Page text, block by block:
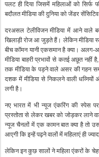
पलट ही दिया जिसमें महिलाओं को सिर्फ
बदौलत मीडिया की दुनिया को जेंडर
दरअसल टेलीविजन मीडिया में आने वाले
खिलाड़ी रोज आ जुड़ते हैं। लेकिन मीडिया
बीच कॉमन यानी एकसमान है क्या।
मीडिया बाहरी प्रभावों से कतई अछूत
तक मीडिया के पड़ने वाले असर की गहन
दशक में मीडिया से निकलने वाली
लगी है।
नए भारत में भी न्यूज एंकरिंग की स्पेस
प्रस्तोता से लेकर खबर को जोड़कर लाने
न्यूज चैनलों में एक कामन बात क्या है तो
आएगी कि इन्हें पढ़ने वालों में महिलाएं ही
लेकिन इन कुछ सालों ने महिला एंकरों के